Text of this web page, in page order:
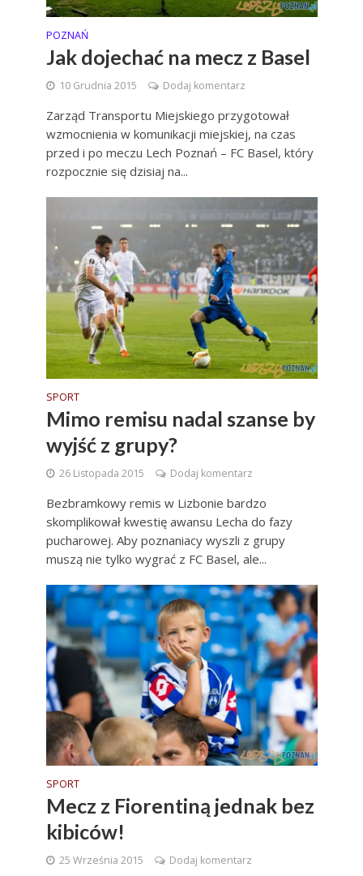
POZNAŃ
Jak dojechać na mecz z Basel
10 Grudnia 2015 Dodaj komentarz
Zarząd Transportu Miejskiego przygotował
wzmocnienia w komunikacji miejskiej, na czas
przed i po meczu Lech Poznań – FC Basel, który
rozpocznie się dzisiaj na...
SPORT
Mimo remisu nadal szanse by
wyjść z grupy?
26 Listopada 2015 Dodaj komentarz
Bezbramkowy remis w Lizbonie bardzo
skomplikował kwestię awansu Lecha do fazy
pucharowej. Aby poznaniacy wyszli z grupy
muszą nie tylko wygrać z FC Basel, ale...
SPORT
Mecz z Fiorentiną jednak bez
kibiców!
25 Września 2015 Dodaj komentarz